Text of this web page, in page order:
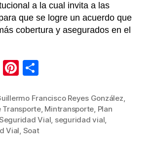
a la cual invita a las
que se logre un acuerdo que
cobertura y asegurados en el
E
Pi
er
e
st
m
p
ar
Francisco Reyes González,
Transporte, Mintransporte, Plan
Vial, seguridad vial,
Vial, Soat